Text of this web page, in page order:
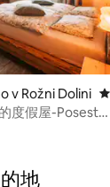
v Rožni Dolini
度假屋-Posest
地